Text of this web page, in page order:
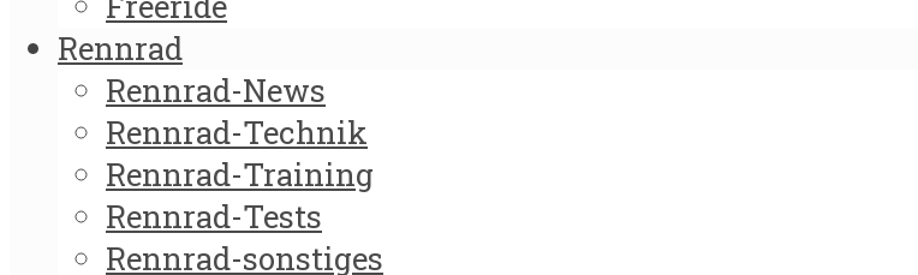
Rennrad
Rennrad-News
Rennrad-Technik
Rennrad-Training
Rennrad-Tests
Rennrad-sonstiges